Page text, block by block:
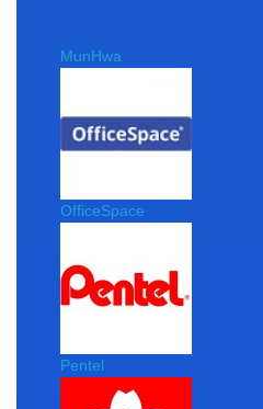
MunHwa
OfficeSpace
Pentel